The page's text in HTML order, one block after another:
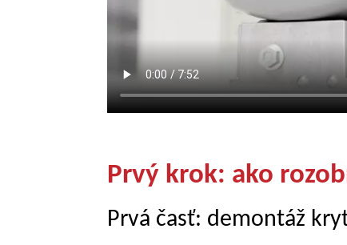
Prvý krok: ako
Prvá časť: demontáž